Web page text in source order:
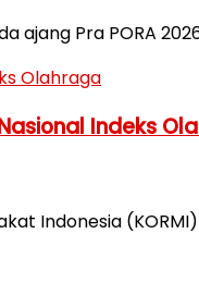
Pra PORA
Indeks
Indonesia